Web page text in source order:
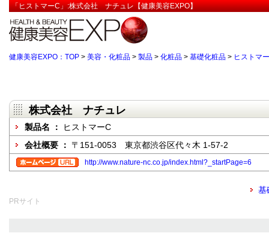
「ヒストマーC」:株式会社 ナチュレ【健康美容EXPO】
健康美容EXPO：TOP > 美容・化粧品 > 製品 > 化粧品 > 基礎化粧品 > ヒストマ
株式会社 ナチュレ
製品名 ：
ヒストマーC
会社概要 ： 〒151-0053 東京都渋谷区代々木 1-57-2
http://www.nature-nc.co.jp/index.html?_startPage=6
基
PRサイト